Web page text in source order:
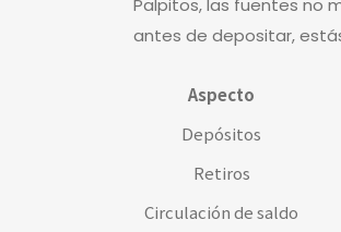
Palpitos, las fuentes no
antes de depositar,
Aspecto
Depósitos
Retiros
Circulación de saldo